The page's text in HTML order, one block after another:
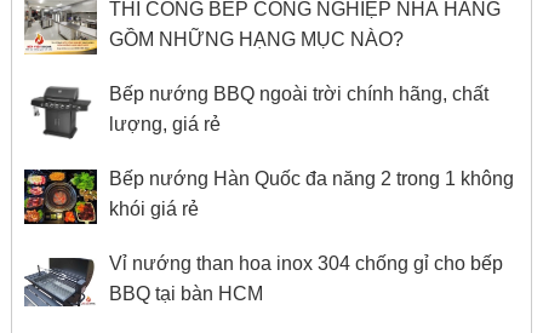
THI CÔNG BẾP CÔNG NGHIỆP NHÀ HÀNG
GỒM NHỮNG HẠNG MỤC NÀO?
Bếp nướng BBQ ngoài trời chính hãng, chất
lượng, giá rẻ
Bếp nướng Hàn Quốc đa năng 2 trong 1 không
khói giá rẻ
Vỉ nướng than hoa inox 304 chống gỉ cho bếp
BBQ tại bàn HCM